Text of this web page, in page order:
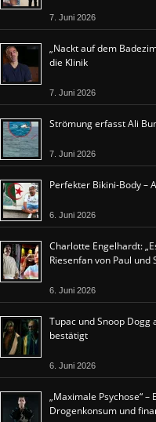
7. Juni 2026
„Nackt auf dem
die Klinik
7. Juni 2026
Strömung erfasst Ali
7. Juni 2026
Perfekter Bikini-Body –
6. Juni 2026
Charlotte Engelhardt:
Riesenfan von Paul und
6. Juni 2026
Tupac und Snoop
bestätigt
6. Juni 2026
„Maximale Psychose“ –
Drogenkonsum und